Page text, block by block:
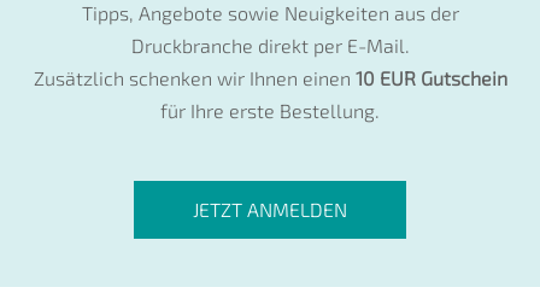
Tipps, Angebote sowie Neuigkeiten aus der
Druckbranche direkt per E-Mail.
Zusätzlich schenken wir Ihnen einen 10 EUR Gutschein
für Ihre erste Bestellung.
JETZT ANMELDEN